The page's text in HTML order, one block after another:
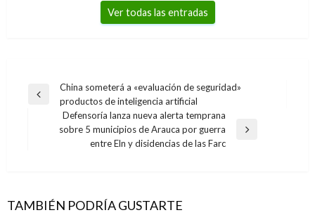
Ver todas las entradas
Navegación
entradas
Entrada
China someterá a «evaluación de seguridad»
productos de inteligencia artificial
Entrada
Defensoría lanza nueva alerta temprana
sobre 5 municipios de Arauca por guerra
entre Eln y disidencias de las Farc
TAMBIÉN PODRÍA GUSTARTE
narcotraficantes en Cauca